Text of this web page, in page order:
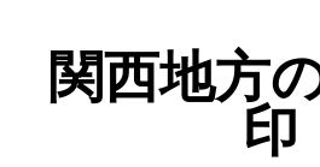
関西地方
印